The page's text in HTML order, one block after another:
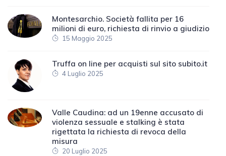
Montesarchio. Società fallita per 16
milioni di euro, richiesta di rinvio a giudizio
15 Maggio 2025
Truffa on line per acquisti sul sito subito.it
4 Luglio 2025
Valle Caudina: ad un 19enne accusato di
violenza sessuale e stalking è stata
rigettata la richiesta di revoca della
misura
20 Luglio 2025